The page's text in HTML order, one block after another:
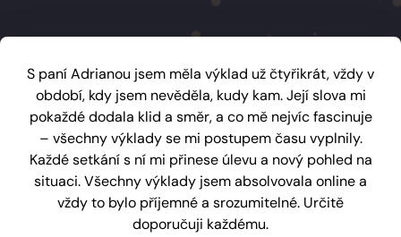
S paní Adrianou jsem měla výklad už čtyřikrát, vždy v
období, kdy jsem nevěděla, kudy kam. Její slova mi
pokaždé dodala klid a směr, a co mě nejvíc fascinuje
– všechny výklady se mi postupem času vyplnily.
Každé setkání s ní mi přinese úlevu a nový pohled na
situaci. Všechny výklady jsem absolvovala online a
vždy to bylo příjemné a srozumitelné. Určitě
doporučuji každému.